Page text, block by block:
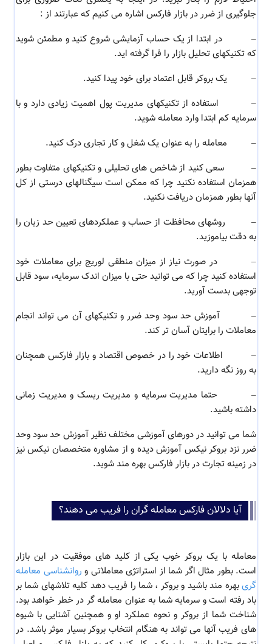
جلوگیری از ضرر در بازار فارکس اشاره می کنیم که عبارتند از :
–
در ابتدا از یک حساب آزمایشی شروع کنید و مطمئن شوید
که تکنیکهای تحلیل بازار را فرا گرفته اید.
–
یک بروکر قابل اعتماد برای خود پیدا کنید.
–
استفاده از تکنیکهای مدیریت پول اهمیت زیادی دارد و با
سرمایه کم ابتدا وارد معامله شوید.
–
معامله را به عنوان یک شغل و کار تجاری درک کنید.
–
سعی کنید از شاخص های تحلیلی و تکنیکهای متفاوت بطور
همزمان استفاده نکنید چرا که ممکن است سیگنالهای درستی از کل
آنها بطور همزمان دریافت نکنید.
–
روشهای محافظت از حساب و عملکردهای تعیین حد زیان را
به دقت بیاموزید.
–
در صورت نیاز از میزان منطقی لوریج برای معاملات خود
استفاده کنید چرا که می توانید حتی با میزان اندک سرمایه، سود قابل
توجهی بدست آورید.
–
آموزش حد سود وحد ضرر و تکنیکهای آن می تواند انجام
معاملات را برایتان آسان تر کند.
–
اطلاعات خود را در خصوص اقتصاد و بازار فارکس همچنان
به روز نگه دارید.
–
حتما مدیریت سرمایه و مدیریت ریسک و مدیریت زمانی
داشته باشید.
شما می توانید در دورهای آموزشی مختلف نظیر آموزش حد سود وحد
ضرر نزد بروکر نیکس آموزش دیده و از مشاوره متخصصان نیکس نیز
در زمینه تجارت در بازار فارکس بهره مند شوید.
آیا دلالان فارکس معامله گران را فریب می دهند؟
معامله با یک بروکر خوب یکی از کلید های موفقیت در این بازار
است. بطور مثال اگر شما از استراتژی معاملاتی و روانشناسی معامله
گریبهره مند باشید و بروکر ، شما را فریب دهد کلیه تلاشهای شما بر
باد رفته است و سرمایه شما به عنوان معامله گر در خطر خواهد بود.
شناخت شما از بروکر و نحوه عملکرد او و همچنین آشنایی با شیوه
های فریب آنها می تواند به هنگام انتخاب بروکر بسیار موثر باشد. در